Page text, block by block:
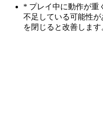
* プレイ中に動作が重
不足している可能性
を閉じると改善します